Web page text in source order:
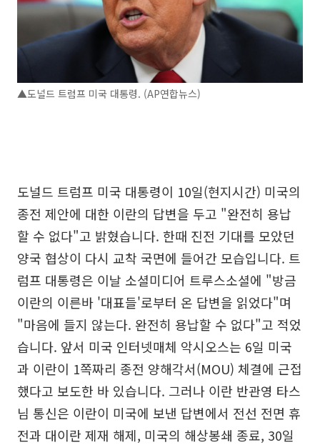
▲도널드 트럼프 미국 대통령. (AP연합뉴스)
도널드 트럼프 미국 대통령이 10일(현지시간) 미국의
종전 제안에 대한 이란의 답변을 두고 "완전히 용납
할 수 없다"고 밝혔습니다. 한때 진전 기대를 모았던
양국 협상이 다시 교착 국면에 들어간 모습입니다. 트
럼프 대통령은 이날 소셜미디어 트루스소셜에 "방금
이란의 이른바 '대표들'로부터 온 답변을 읽었다"며
"마음에 들지 않는다. 완전히 용납할 수 없다"고 적었
습니다. 앞서 미국 인터넷매체 악시오스는 6일 미국
과 이란이 1쪽짜리 종전 양해각서(MOU) 체결에 근접
했다고 보도한 바 있습니다. 그러나 이란 반관영 타스
님 통신은 이란이 미국에 보낸 답변에서 전선 전면 휴
전과 대이란 제재 해제, 미국의 해상봉쇄 종료, 30일